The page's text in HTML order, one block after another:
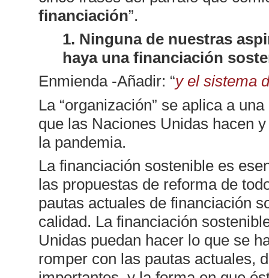
financiación”.
1. Ninguna de nuestras
haya una financiación
Enmienda -Añadir: “y el sistema
La “organización” se aplica a
que las Naciones Unidas hacen
la pandemia.
La financiación sostenible es
las propuestas de reforma de
pautas actuales de financiación
calidad. La financiación
Unidas puedan hacer lo que se
romper con las pautas actuales,